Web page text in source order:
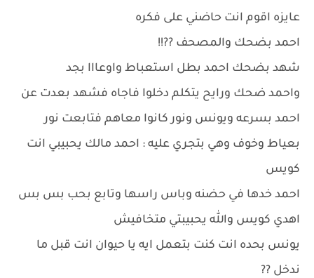
عايزه اقوم انت حاضني على فكره
احمد بضحك والمصحف ??!!
شهد بضحك احمد بطل استعباط واوعااا بجد
واحمد ضحك ورايح يتكلم دخلوا فاجاه فشهد بعدت عن
احمد بسرعه ويونس ونور كانوا معاهم فتابعت نور
بعياط وخوف وهي بتجري عليه : احمد مالك يحبيبي انت
كويس
احمد خدها في حضنه وباس راسها وتابع بحب بس بس
اهدي كويس والله يحبيبتي متخافيش
يونس بحده انت كنت بتعمل ايه يا حيوان انت قبل ما
ندخل ??